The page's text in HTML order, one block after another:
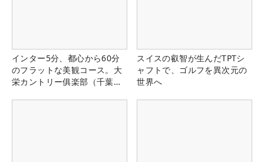
インター5分、都心から60分
のフラットな美観コース。大
栄カントリー俱楽部（千葉
スイスの叡智が生んだTPTシ
ャフトで、ゴルフを異次元の
世界へ